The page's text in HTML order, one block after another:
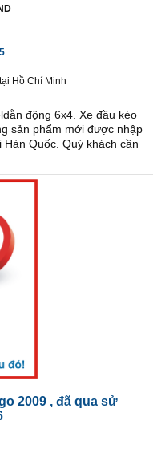
tại Hồ Chí Minh
động 6x4. Xe đầu kéo
sản phẩm mới được nhập
Quốc. Quý khách cần
2009 , đã qua sử